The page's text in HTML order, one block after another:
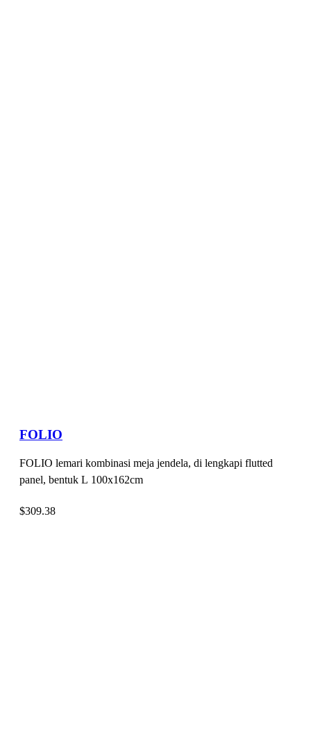
FOLIO
FOLIO lemari kombinasi meja jendela, di lengkapi flutted
panel, bentuk L 100x162cm
$309.38